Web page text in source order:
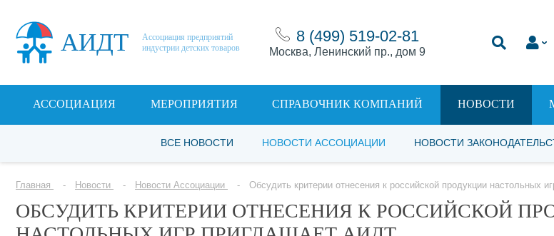
АИДТ
Ассоциация предприятий
индустрии детских товаров
8 (499) 519-02-81
Москва, Ленинский пр., дом 9
АССОЦИАЦИЯ МЕРОПРИЯТИЯ СПРАВОЧНИК КОМПАНИЙ НОВОСТИ
ВСЕ НОВОСТИ НОВОСТИ АССОЦИАЦИИ НОВОСТИ
Главная Новости Новости Ассоциации Обсудить критерии отнесения к российской продукции настольных
ОБСУДИТЬ КРИТЕРИИ ОТНЕСЕНИЯ К РОССИЙСКОЙ